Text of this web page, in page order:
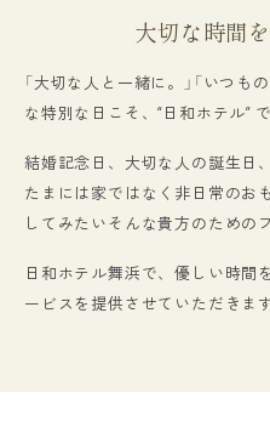
大切な時間
「大切な人と一緒に。」「いつも
な特別な日こそ、“日和ホテル”
結婚記念日、大切な人の誕生日
たまには家ではなく非日常のお
してみたいそんな貴方のための
日和ホテル舞浜で、優しい時間
ービスを提供させていただきます